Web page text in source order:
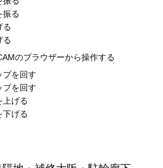
振る
る
る
のブラウザーから操作する
プを回す
プを回す
上げる
下げる